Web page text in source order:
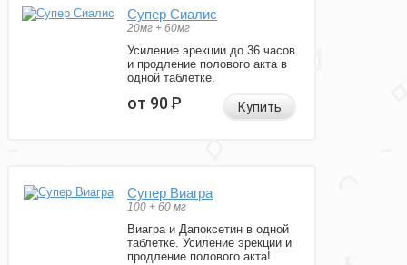
Супер Сиалис
20мг + 60мг
Усиление эрекции до 36 часов
и продление полового акта в
одной таблетке.
от 90Р Купить
Супер Виагра
100 + 60 мг
Виагра и Дапоксетин в одной
таблетке. Усиление эрекции и
продление полового акта!